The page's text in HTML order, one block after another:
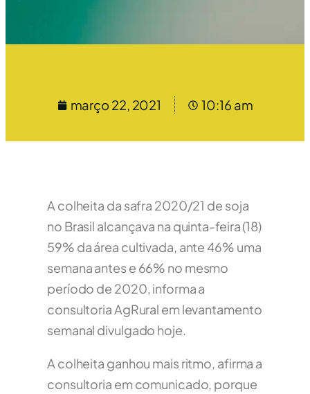
março 22, 2021 10:16 am
A colheita da safra 2020/21 de soja
no Brasil alcançava na quinta-feira (18)
59% da área cultivada, ante 46% uma
semana antes e 66% no mesmo
período de 2020, informa a
consultoria AgRural em levantamento
semanal divulgado hoje.
A colheita ganhou mais ritmo, afirma a
consultoria em comunicado, porque